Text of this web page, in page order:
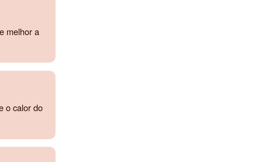
melhor a
o calor do